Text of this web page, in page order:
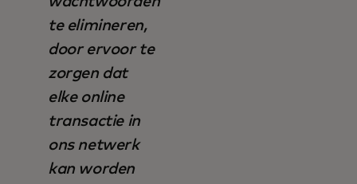
te elimineren,
door ervoor te
zorgen dat
elke online
transactie in
ons netwerk
kan worden